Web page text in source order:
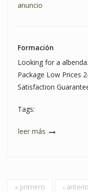
anuncio
Formación
Looking for a
Package Low Prices
Satisfaction
Tags:
leer más
Páginas
« primero ‹